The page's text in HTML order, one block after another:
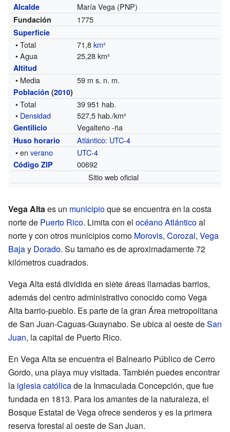
Alcalde María Vega (PNP)
Fundación 1775
Superficie
• Total 71,8km²
• Agua
25,28 km²
Altitud
• Media 59 m s. n. m.
Población (2010)
• Total
39 951 hab.
• Densidad 527,5 hab./km²
Gentilicio Vegalteño -ña
Huso horario Atlántico: UTC-4
• enverano UTC-4
Código ZIP
00692
Sitio web oficial
Vega Altaes un municipioque se encuentra en la costa
norte de Puerto Rico. Limita con el océano Atlánticoal
norte y con otros municipios como Morovis, Corozal, Vega
Bajay Dorado. Su tamaño es de aproximadamente 72
kilómetros cuadrados.
Vega Alta está dividida en siete áreas llamadas barrios,
además del centro administrativo conocido como Vega
Alta barrio-pueblo. Es parte de la gran Área metropolitana
de San Juan-Caguas-Guaynabo. Se ubica al oeste deSan
Juan, la capital de Puerto Rico.
En Vega Alta se encuentra el Balneario Público de Cerro
Gordo, una playa muy visitada. También puedes encontrar
la iglesia católicade la Inmaculada Concepción, que fue
fundada en 1813. Para los amantes de la naturaleza, el
Bosque Estatal de Vega ofrece senderos y es la primera
reserva forestal al oeste de San Juan.